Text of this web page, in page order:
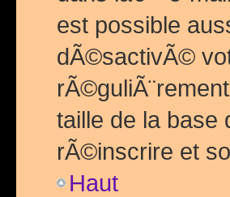
est possible
dÃ©sactivÃ©
taille de la base
rÃ©inscrire et
Haut